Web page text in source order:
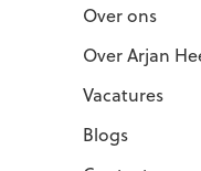
Over ons
Over Arjan
Vacatures
Blogs